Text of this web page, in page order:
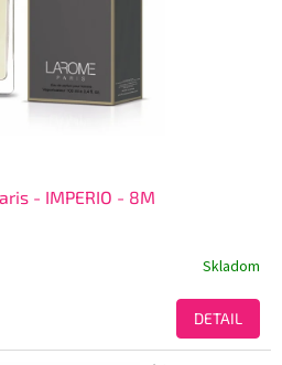
- IMPERIO - 8M
Skladom
DETAIL